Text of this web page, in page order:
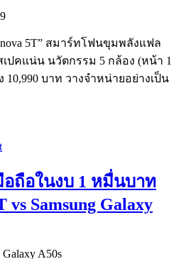
nova 5T” สมาร์ทโฟนขุมพลังแฟล
เปคแน่น นวัตกรรม 5 กล้อง (หน้า 1
10,990 บาท วางจำหน่ายอย่างเป็น
อถือในงบ 1 หมื่นบาท
vs Samsung Galaxy